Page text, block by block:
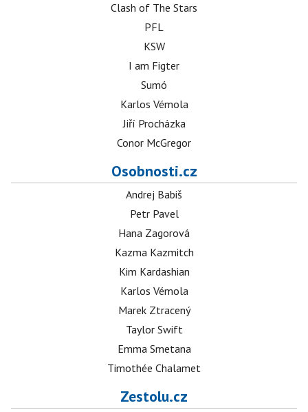
Clash of The Stars
PFL
KSW
I am Figter
Sumó
Karlos Vémola
Jiří Procházka
Conor McGregor
Osobnosti.cz
Andrej Babiš
Petr Pavel
Hana Zagorová
Kazma Kazmitch
Kim Kardashian
Karlos Vémola
Marek Ztracený
Taylor Swift
Emma Smetana
Timothée Chalamet
Zestolu.cz